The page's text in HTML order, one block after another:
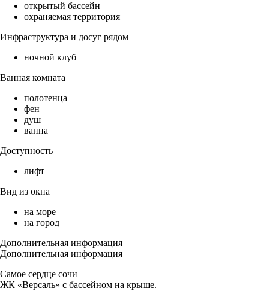
открытый бассейн
охраняемая территория
Инфраструктура и досуг рядом
ночной клуб
Ванная комната
полотенца
фен
душ
ванна
Доступность
лифт
Вид из окна
на море
на город
Дополнительная информация
Дополнительная информация
Самое сердце сочи
ЖК «Версаль» с бассейном на крыше.